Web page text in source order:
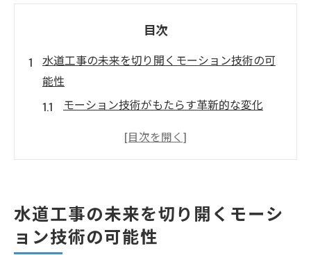
目次
水道工事の未来を切り開くモーション技術の可
能性
モーション技術がもたらす革新的な変化
水道工事における技術導入の背景
モーション技術の進化と今後の展望
水道工事現場におけるモーション技術の導入メ
水道工事の未来を切り開くモーシ
ョン技術の可能性